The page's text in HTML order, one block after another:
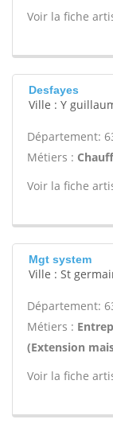
Voir la fiche
Desfayes
Ville : Y
Département:
Métiers :
Voir la fiche
Mgt system
Ville : St
Département:
Métiers :
(Extension
Voir la fiche